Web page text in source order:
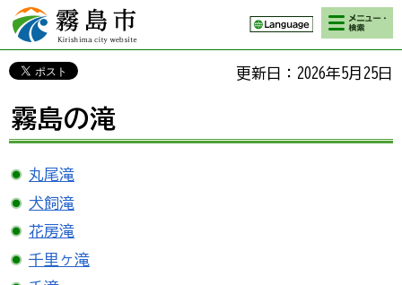
霧島市 Kirishima
city website
検索・メニ
ュー
更新日：2026年5月25日
霧島の滝
丸尾滝
犬飼滝
花房滝
千里ヶ滝